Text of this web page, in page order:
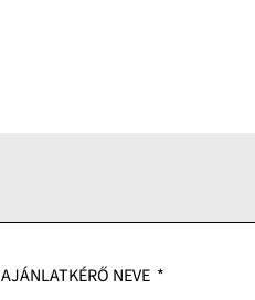
AJÁNLATKÉRŐ NEVE